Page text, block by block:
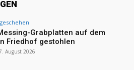
Grabplatten auf dem
Friedhof gestohlen
August 2026